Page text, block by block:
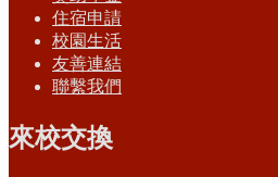
住宿申請
校園生活
友善連結
聯繫我們
來校交換